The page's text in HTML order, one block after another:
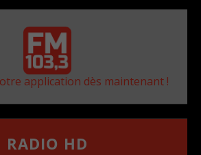
application dès maintenant !
RADIO HD